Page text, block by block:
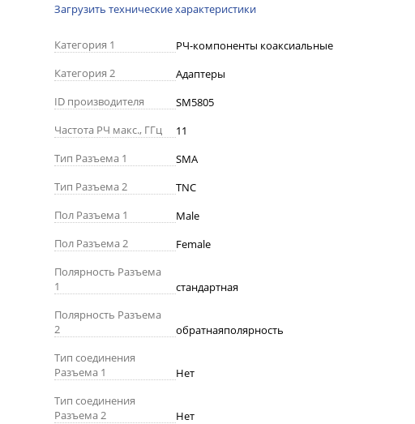
Загрузить технические характеристики
Категория 1
РЧ-компоненты коаксиальные
Категория 2
Адаптеры
ID производителя
SM5805
Частота РЧ макс., ГГц
11
Тип Разъема 1
SMA
Тип Разъема 2
TNC
Пол Разъема 1
Male
Пол Разъема 2
Female
Полярность Разъема
1
стандартная
Полярность Разъема
2
обратнаяполярность
Тип соединения
Разъема 1
Нет
Тип соединения
Разъема 2
Нет